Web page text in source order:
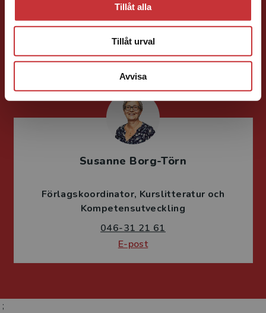
Tillåt alla
Tillåt urval
Avvisa
Förläggare
Vård och medicin
046-31 22 33
E-post
Susanne Borg-Törn
Förlagskoordinator Kurslitteratur och
Kompetensutveckling
046-31 21 61
E-post
;